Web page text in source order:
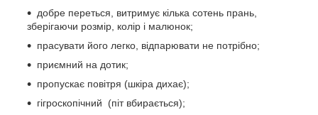
добре переться, витримує кілька сотень прань,
зберігаючи розмір, колір і малюнок;
прасувати його легко, відпарювати не потрібно;
приємний на дотик;
пропускає повітря (шкіра дихає);
гігроскопічний (піт вбирається);